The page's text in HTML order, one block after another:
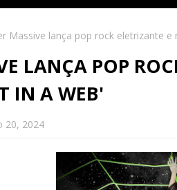
Massive lança pop rock eletrizante
LANÇA POP
IN A WEB'
20, 2024